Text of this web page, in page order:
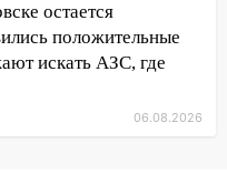
своего
остается
положительные
искать АЗС, где
06.08.2026